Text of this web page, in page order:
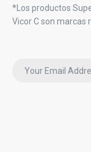
*Los productos
Vicor C son marcas